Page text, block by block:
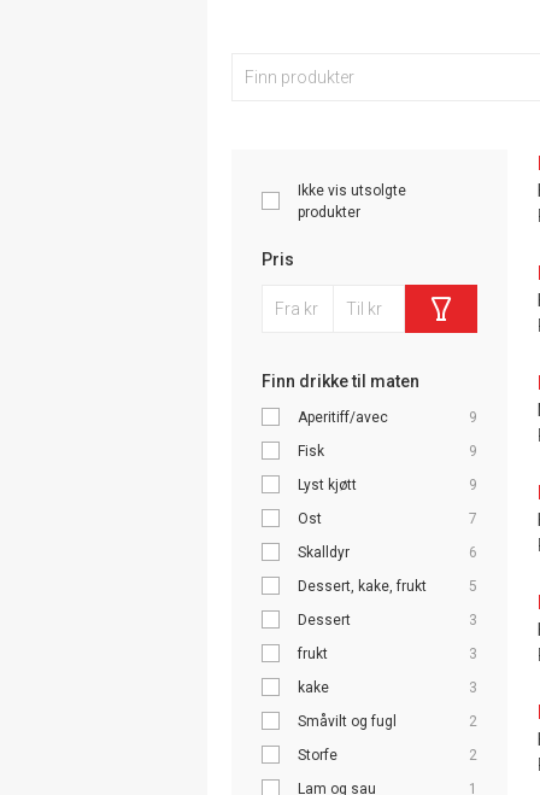
Ikke vis utsolgte
produkter
Pris
Finn drikke til maten
Aperitiff/avec
9
Fisk
9
Lyst kjøtt
9
Ost
7
Skalldyr
6
Dessert, kake, frukt
5
Dessert
3
frukt
3
kake
3
Småvilt og fugl
2
Storfe
2
Lam og sau
1